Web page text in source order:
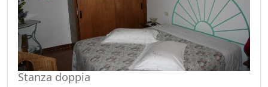
Stanza doppia